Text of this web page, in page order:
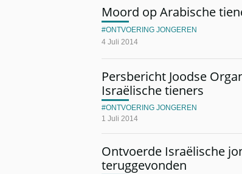
Moord op Arabische
4 Juli 2014
ONTVOERING JONGEREN
Persbericht Joodse
Israëlische tieners
1 Juli 2014
ONTVOERING JONGEREN
Ontvoerde Israëlische
teruggevonden